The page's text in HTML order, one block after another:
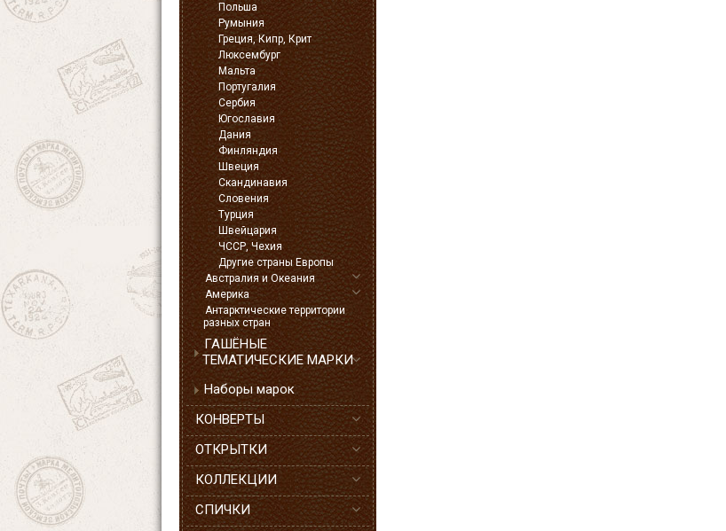
Польша
Румыния
Греция, Кипр, Крит
Люксембург
Мальта
Португалия
Сербия
Югославия
Дания
Финляндия
Швеция
Скандинавия
Словения
Турция
Швейцария
ЧССР, Чехия
Другие страны Европы
Австралия и Океания
Америка
Антарктические территории
разных стран
ГАШЁНЫЕ
ТЕМАТИЧЕСКИЕ МАРКИ
Наборы марок
КОНВЕРТЫ
ОТКРЫТКИ
КОЛЛЕКЦИИ
СПИЧКИ